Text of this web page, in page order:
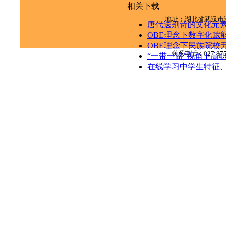
相关下载
唐代送别诗的文化元
OBE理念下数字化赋
OBE理念下民族院校
“一带一路”视角下高
在线学习中学生特征
地址：湖北省武汉
联系电话：027-